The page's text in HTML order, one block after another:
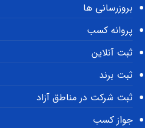
بروزرسانی ها
پروانه کسب
ثبت آنلاین
ثبت برند
ثبت شرکت در مناطق آزاد
جواز کسب